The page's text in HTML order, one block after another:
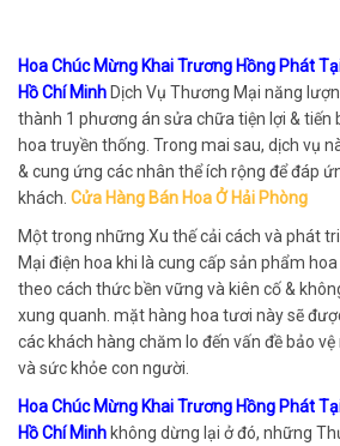
Hoa Chúc Mừng Khai Trương Hồng Phát
Hồ Chí Minh Dịch Vụ Thương Mại năng
thành 1 phương án sửa chữa tiện lợi & tiến
hoa truyền thống. Trong mai sau, dịch vụ
& cung ứng các nhân thể ích rộng để đáp
khách. Cửa Hàng Bán Hoa Ở Hải Phòng
Một trong những Xu thế cải cách và phát
Mại điện hoa khi là cung cấp sản phẩm
theo cách thức bền vững và kiên cố &
xung quanh. mặt hàng hoa tươi này sẽ
các khách hàng chăm lo đến vấn đề bảo
và sức khỏe con người.
Hoa Chúc Mừng Khai Trương Hồng Phát
Hồ Chí Minh không dừng lại ở đó, những